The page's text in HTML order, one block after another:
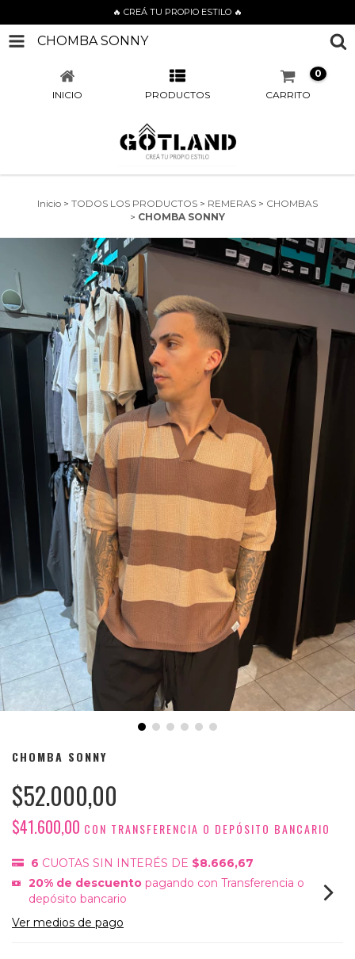
🔥 CREÁ TU PROPIO ESTILO 🔥
CHOMBA SONNY
INICIO PRODUCTOS CARRITO
0
Inicio > TODOS LOS PRODUCTOS > REMERAS > CHOMBAS
> CHOMBA SONNY
CHOMBA SONNY
$52.000,00
$41.600,00 CON TRANSFERENCIA O DEPÓSITO BANCARIO
6 CUOTAS SIN INTERÉS DE $8.666,67
20% de descuento pagando con Transferencia o
depósito bancario
Ver medios de pago